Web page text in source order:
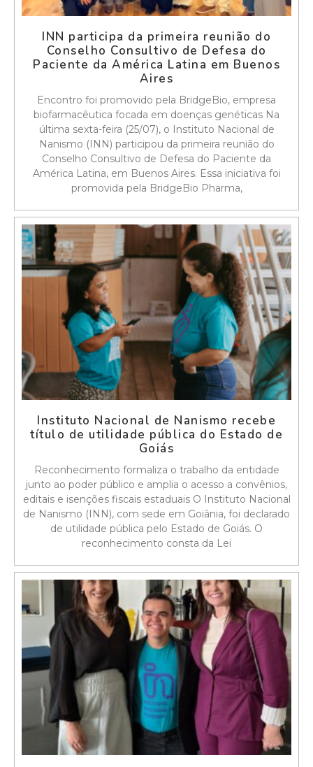
INN participa da primeira reunião do
Conselho Consultivo de Defesa do
Paciente da América Latina em Buenos
Aires
Encontro foi promovido pela BridgeBio, empresa
biofarmacêutica focada em doenças genéticas Na
última sexta-feira (25/07), o Instituto Nacional de
Nanismo (INN) participou da primeira reunião do
Conselho Consultivo de Defesa do Paciente da
América Latina, em Buenos Aires. Essa iniciativa foi
promovida pela BridgeBio Pharma,
Instituto Nacional de Nanismo recebe
título de utilidade pública do Estado de
Goiás
Reconhecimento formaliza o trabalho da entidade
junto ao poder público e amplia o acesso a convênios,
editais e isenções fiscais estaduais O Instituto Nacional
de Nanismo (INN), com sede em Goiânia, foi declarado
de utilidade pública pelo Estado de Goiás. O
reconhecimento consta da Lei